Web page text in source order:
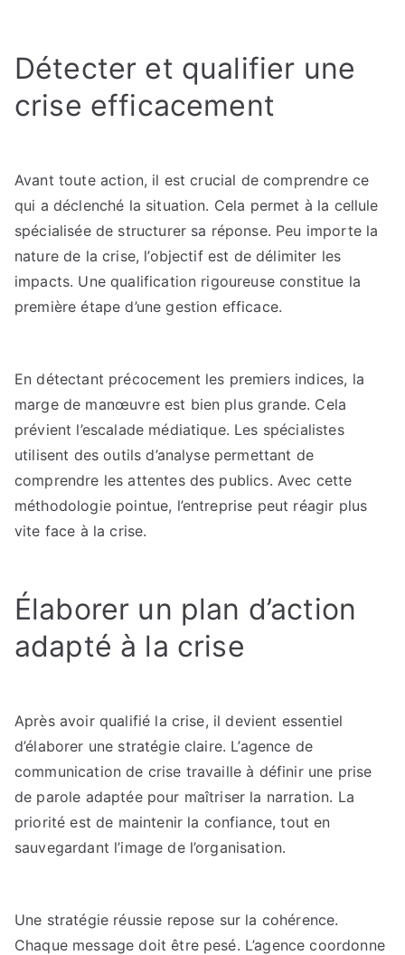
Détecter et qualifier une
crise efficacement
Avant toute action, il est crucial de comprendre ce
qui a déclenché la situation. Cela permet à la cellule
spécialisée de structurer sa réponse. Peu importe la
nature de la crise, l’objectif est de délimiter les
impacts. Une qualification rigoureuse constitue la
première étape d’une gestion efficace.
En détectant précocement les premiers indices, la
marge de manœuvre est bien plus grande. Cela
prévient l’escalade médiatique. Les spécialistes
utilisent des outils d’analyse permettant de
comprendre les attentes des publics. Avec cette
méthodologie pointue, l’entreprise peut réagir plus
vite face à la crise.
Élaborer un plan d’action
adapté à la crise
Après avoir qualifié la crise, il devient essentiel
d’élaborer une stratégie claire. L’agence de
communication de crise travaille à définir une prise
de parole adaptée pour maîtriser la narration. La
priorité est de maintenir la confiance, tout en
sauvegardant l’image de l’organisation.
Une stratégie réussie repose sur la cohérence.
Chaque message doit être pesé. L’agence coordonne